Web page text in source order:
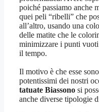
poiché passiamo anche
quei peli “ribelli” che
all’altro, usando una
delle matite che le
minimizzare i punti vuoti
il tempo.
Il motivo è che esse
potentissimi dei nostri
tatuate Biassono si
anche diverse tipologie